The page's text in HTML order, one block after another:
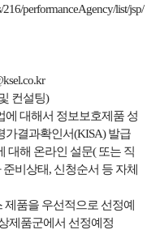
216/performanceAgency/list/jsp/
컨설팅)
에 대해서 정보보호제품 성
가결과확인서(KISA) 발급
대해 온라인 설문( 또는 직
비상태, 신청순서 등 자체
품을 우선적으로 선정예
제품군에서 선정예정